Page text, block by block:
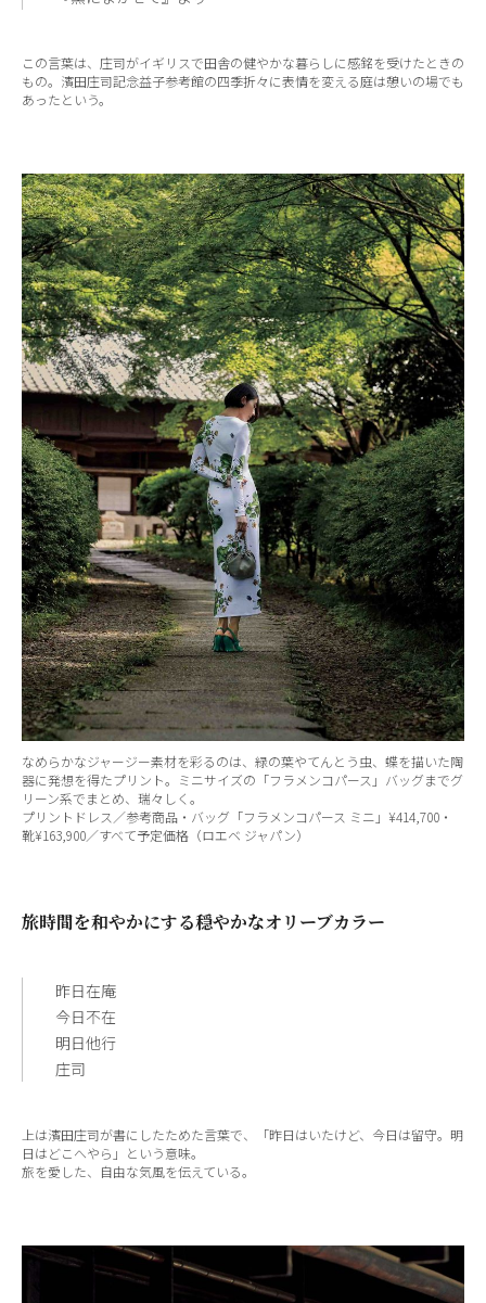
この言葉は、庄司がイギリスで田舎の健やかな暮らしに感銘を受けたときの
もの。濱田庄司記念益子参考館の四季折々に表情を変える庭は憩いの場でも
あったという。
なめらかなジャージー素材を彩るのは、緑の葉やてんとう虫、蝶を描いた陶
器に発想を得たプリント。ミニサイズの「フラメンコパース」バッグまでグ
リーン系でまとめ、瑞々しく。
プリントドレス／参考商品・バッグ「フラメンコパース ミニ」¥414,700・
靴¥163,900／すべて予定価格（ロエベ ジャパン）
旅時間を和やかにする穏やかなオリーブカラー
昨日在庵
今日不在
明日他行
庄司
上は濱田庄司が書にしたためた言葉で、「昨日はいたけど、今日は留守。明
日はどこへやら」という意味。
旅を愛した、自由な気風を伝えている。